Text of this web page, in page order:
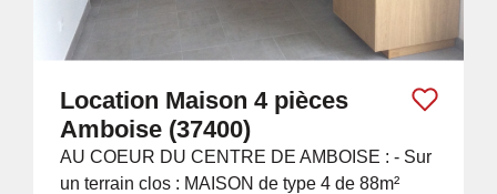
Location Maison 4 pièces
Amboise (37400)
AU COEUR DU CENTRE DE AMBOISE : - Sur
un terrain clos : MAISON de type 4 de 88m²